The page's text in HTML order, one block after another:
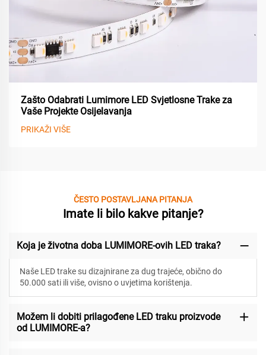
Zašto Odabrati Lumimore LED Svjetlosne Trake za
Vaše Projekte Osijelavanja
PRIKAŽI VIŠE
ČESTO POSTAVLJANA PITANJA
Imate li bilo kakve pitanje?
Koja je životna doba LUMIMORE-ovih LED traka?
Naše LED trake su dizajnirane za dug trajeće, obično do
50.000 sati ili više, ovisno o uvjetima korištenja.
Možem li dobiti prilagođene LED traku proizvode
od LUMIMORE-a?